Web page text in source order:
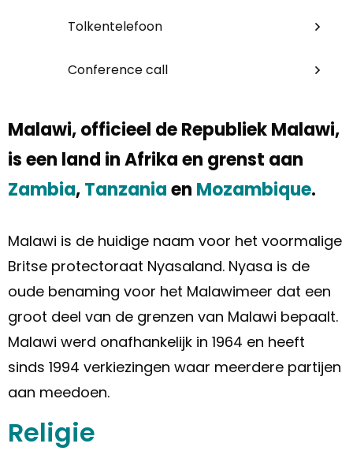
Tolkentelefoon
Conference call
Malawi, officieel de Republiek Malawi,
is een land in Afrika en grenst aan
Zambia,Tanzaniaen Mozambique.
Malawi is de huidige naam voor het voormalige
Britse protectoraat Nyasaland. Nyasa is de
oude benaming voor het Malawimeer dat een
groot deel van de grenzen van Malawi bepaalt.
Malawi werd onafhankelijk in 1964 en heeft
sinds 1994 verkiezingen waar meerdere partijen
aan meedoen.
Religie